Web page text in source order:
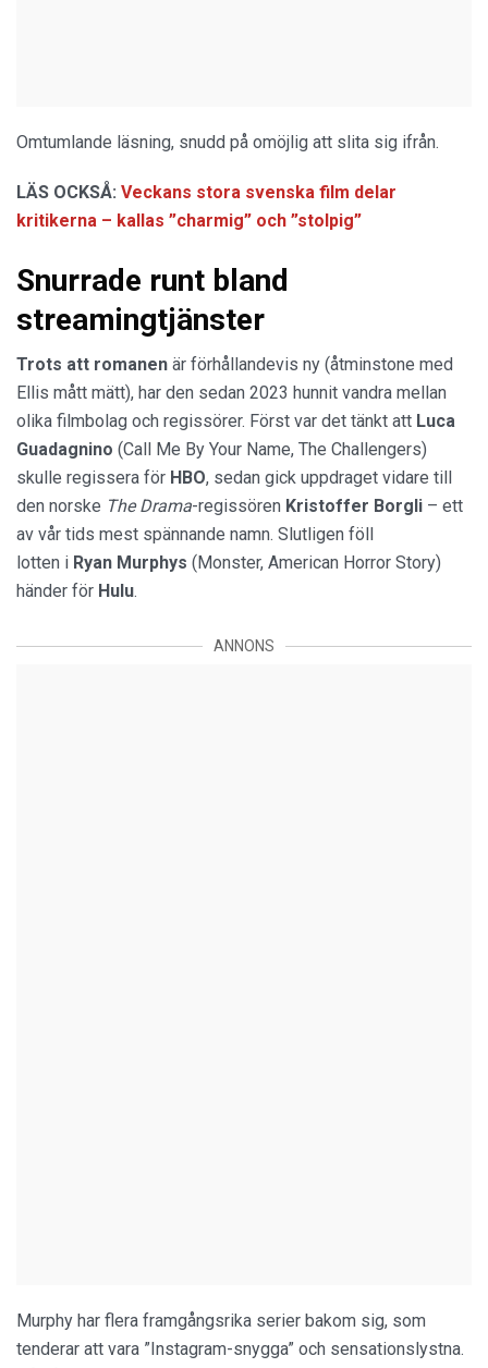
Omtumlande läsning, snudd på omöjlig att slita sig ifrån.
LÄS OCKSÅ: Veckans stora svenska film delar
kritikerna – kallas ”charmig” och ”stolpig”
Snurrade runt bland
streamingtjänster
Trots att romanen är förhållandevis ny (åtminstone med
Ellis mått mätt), har den sedan 2023 hunnit vandra mellan
olika filmbolag och regissörer. Först var det tänkt att Luca
Guadagnino (Call Me By Your Name, The Challengers)
skulle regissera för HBO, sedan gick uppdraget vidare till
den norske The Drama-regissören Kristoffer Borgli – ett
av vår tids mest spännande namn. Slutligen föll
lotten i Ryan Murphys (Monster, American Horror Story)
händer för Hulu.
ANNONS
Murphy har flera framgångsrika serier bakom sig, som
tenderar att vara ”Instagram-snygga” och sensationslystna.